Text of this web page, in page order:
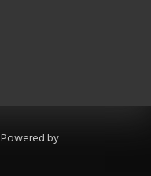
Powered by